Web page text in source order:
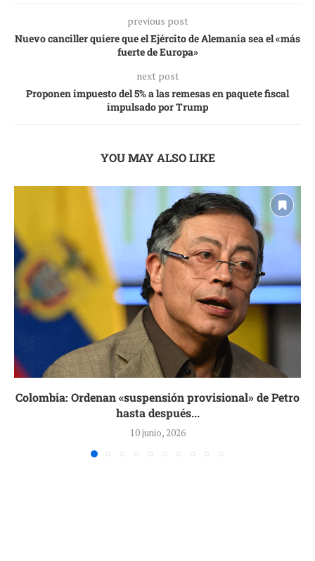
previous post
Nuevo canciller quiere que el Ejército de Alemania sea el «más
fuerte de Europa»
next post
Proponen impuesto del 5% a las remesas en paquete fiscal
impulsado por Trump
YOU MAY ALSO LIKE
Colombia: Ordenan «suspensión provisional» de Petro
hasta después...
10 junio, 2026